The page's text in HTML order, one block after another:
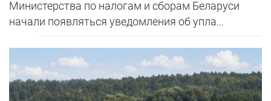
Министерства по налогам и сборам Беларуси
начали появляться уведомления об упла...